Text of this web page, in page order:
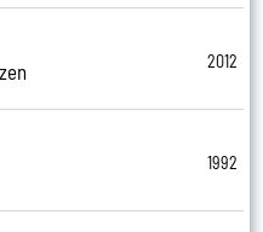
2012
1992